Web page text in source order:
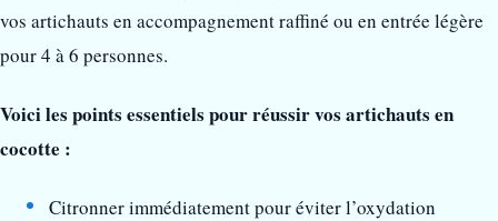
vos artichauts en accompagnement raffiné ou en entrée légère
pour 4 à 6 personnes.
Voici les points essentiels pour réussir vos artichauts en
cocotte :
Citronner immédiatement pour éviter l’oxydation